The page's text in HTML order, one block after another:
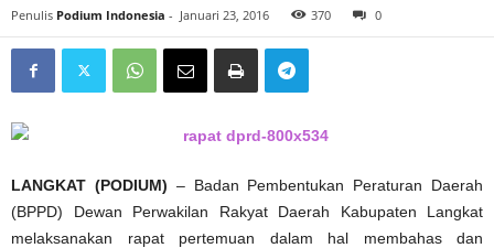
Penulis Podium Indonesia - Januari 23, 2016 370 0
LANGKAT (PODIUM) – Badan Pembentukan Peraturan Daerah
(BPPD) Dewan Perwakilan Rakyat Daerah Kabupaten Langkat
melaksanakan rapat pertemuan dalam hal membahas dan